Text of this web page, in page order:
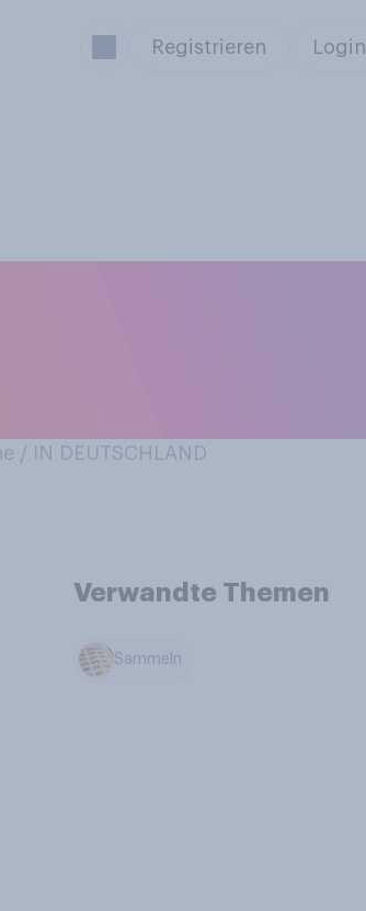
Registrieren Login
/ IN DEUTSCHLAND
Verwandte Themen
Sammeln